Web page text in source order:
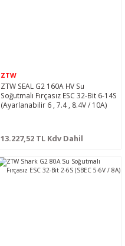
ZTW
ZTW SEAL G2 160A HV Su
Soğutmalı Fırçasız ESC 32-Bit 6-14S
(Ayarlanabilir 6 , 7.4 , 8.4V / 10A)
13.227,52 TL Kdv Dahil